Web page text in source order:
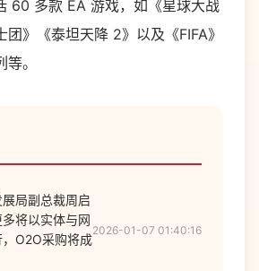
60 多款 EA 游戏，如《星球大战
》《泰坦天降 2》以及《FIFA》
。
局副总裁周启
将以实体与网
，O2O采购将成
2026-01-07 01:40:16